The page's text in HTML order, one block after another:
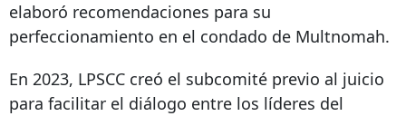
elaboró ​​recomendaciones para su
perfeccionamiento en el condado de Multnomah.
En 2023, LPSCC creó el subcomité previo al juicio
para facilitar el diálogo entre los líderes del